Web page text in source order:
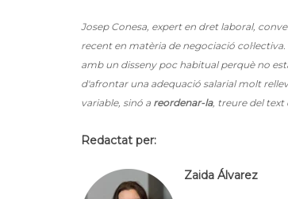
Josep Conesa, expert en dret laboral,
recent en matèria de negociació
amb un disseny poc habitual perquè no
d'afrontar una adequació salarial molt
variable, sinó a reordenar-la, treure del text
Redactat per:
Zaida Álvarez